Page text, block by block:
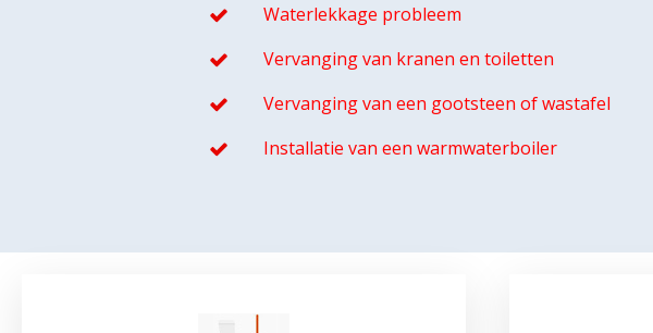
Waterlekkage probleem
Vervanging van kranen en toiletten
Vervanging van een gootsteen of wastafel
Installatie van een warmwaterboiler